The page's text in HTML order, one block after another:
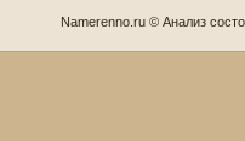
Namerenno.ru © Анализ